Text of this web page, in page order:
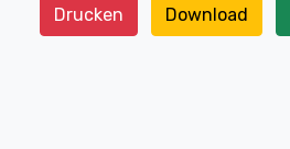
Drucken Download